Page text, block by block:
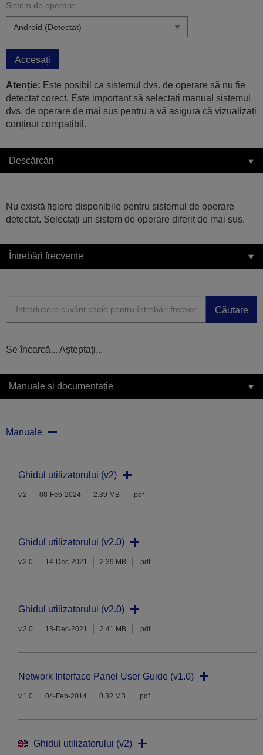
Sistem de operare:
Accesați
Atenție: Este posibil ca sistemul dvs. de operare să nu fie
detectat corect. Este important să selectați manual sistemul
dvs. de operare de mai sus pentru a vă asigura că vizualizați
conținut compatibil.
Descărcări
Nu există fișiere disponibile pentru sistemul de operare
detectat. Selectați un sistem de operare diferit de mai sus.
Întrebări frecvente
Căutare
Se încarcă... Așteptați...
Manuale și documentație
Manuale
Ghidul utilizatorului (v2)
v.2 08-Feb-2024 2.39 MB .pdf
Ghidul utilizatorului (v2.0)
v.2.0 14-Dec-2021 2.39 MB .pdf
Ghidul utilizatorului (v2.0)
v.2.0 13-Dec-2021 2.41 MB .pdf
Network Interface Panel User Guide (v1.0)
v.1.0 04-Feb-2014 0.32 MB .pdf
Ghidul utilizatorului (v2)